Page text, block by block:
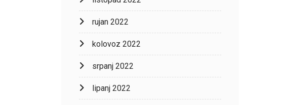
rujan 2022
kolovoz 2022
srpanj 2022
lipanj 2022